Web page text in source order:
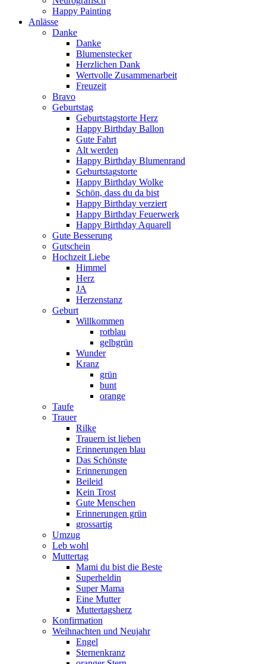
Happy Painting
Anlässe
Danke
Danke
Blumenstecker
Herzlichen Dank
Wertvolle Zusammenarbeit
Freuzeit
Bravo
Geburtstag
Geburtstagstorte Herz
Happy Birthday Ballon
Gute Fahrt
Alt werden
Happy Birthday Blumenrand
Geburtstagstorte
Happy Birthday Wolke
Schön, dass du da bist
Happy Birthday verziert
Happy Birthday Feuerwerk
Happy Birthday Aquarell
Gute Besserung
Gutschein
Hochzeit Liebe
Himmel
Herz
JA
Herzenstanz
Geburt
Willkommen
rotblau
gelbgrün
Wunder
Kranz
grün
bunt
orange
Taufe
Trauer
Rilke
Trauern ist lieben
Erinnerungen blau
Das Schönste
Erinnerungen
Beileid
Kein Trost
Gute Menschen
Erinnerungen grün
grossartig
Umzug
Leb wohl
Muttertag
Mami du bist die Beste
Superheldin
Super Mama
Eine Mutter
Muttertagsherz
Konfirmation
Weihnachten und Neujahr
Engel
Sternenkranz